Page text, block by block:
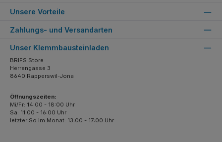
Unsere Vorteile
Zahlungs- und Versandarten
Unser Klemmbausteinladen
BRIFS Store
Herrengasse 3
8640 Rapperswil-Jona
Öffnungszeiten:
Mi/Fr: 14:00 - 18:00 Uhr
Sa: 11:00 - 16:00 Uhr
letzter So im Monat: 13:00 - 17:00 Uhr